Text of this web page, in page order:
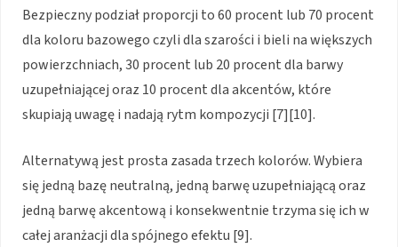
Bezpieczny podział proporcji to 60 procent lub 70 procent
dla koloru bazowego czyli dla szarości i bieli na większych
powierzchniach, 30 procent lub 20 procent dla barwy
uzupełniającej oraz 10 procent dla akcentów, które
skupiają uwagę i nadają rytm kompozycji [7][10].
Alternatywą jest prosta zasada trzech kolorów. Wybiera
się jedną bazę neutralną, jedną barwę uzupełniającą oraz
jedną barwę akcentową i konsekwentnie trzyma się ich w
całej aranżacji dla spójnego efektu [9].